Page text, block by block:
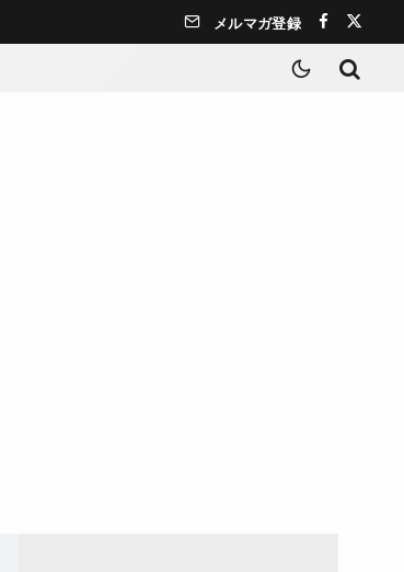
メルマガ登録